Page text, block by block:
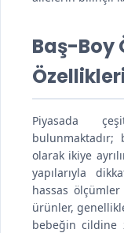
Baş-Boy
Piyasada
olarak ikiye
yapılarıyla
hassas
ürünler,
bebeğin cildine